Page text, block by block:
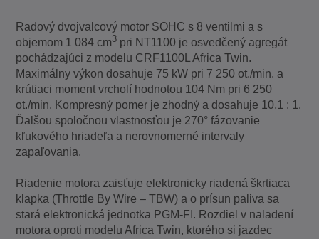
Radový dvojvalcový motor SOHC s 8 ventilmi a s
objemom 1 084 cm3 pri NT1100 je osvedčený agregát
pochádzajúci z modelu CRF1100L Africa Twin.
Maximálny výkon dosahuje 75 kW pri 7 250 ot./min. a
krútiaci moment vrcholí hodnotou 104 Nm pri 6 250
ot./min. Kompresný pomer je zhodný a dosahuje 10,1 : 1.
Ďalšou spoločnou vlastnosťou je 270° fázovanie
kľukového hriadeľa a nerovnomerné intervaly
zapaľovania.
Riadenie motora zaisťuje elektronicky riadená škrtiaca
klapka (Throttle By Wire – TBW) a o prísun paliva sa
stará elektronická jednotka PGM-FI. Rozdiel v naladení
motora oproti modelu Africa Twin, ktorého si jazdec